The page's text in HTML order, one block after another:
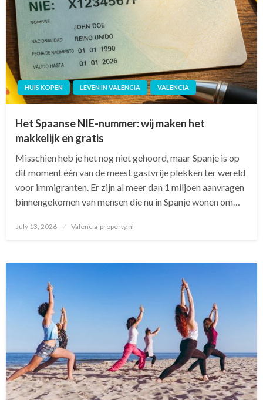
HUIS KOPEN LEVEN IN VALENCIA VALENCIA
Het Spaanse NIE-nummer: wij maken het
makkelijk en gratis
Misschien heb je het nog niet gehoord, maar Spanje is op
dit moment één van de meest gastvrije plekken ter wereld
voor immigranten. Er zijn al meer dan 1 miljoen aanvragen
binnengekomen van mensen die nu in Spanje wonen om…
Posted
July 13, 2026 Valencia-property.nl